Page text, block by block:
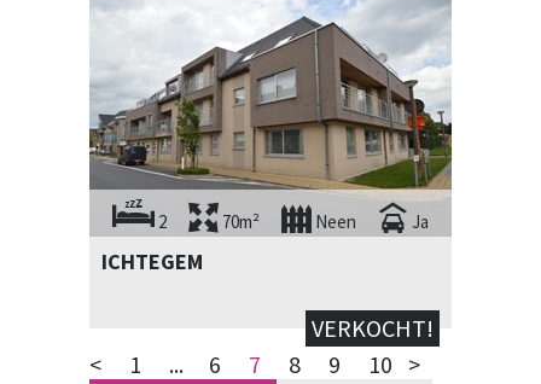
2 70m² Neen Ja
ICHTEGEM
VERKOCHT!
<
1 ... 6 7 8 9 10 >